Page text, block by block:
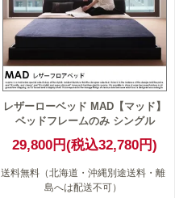
レザーローベッド MAD【マッド】
ベッドフレームのみ シングル
29,800円(税込32,780円)
送料無料（北海道・沖縄別途送料・離
島へは配送不可）